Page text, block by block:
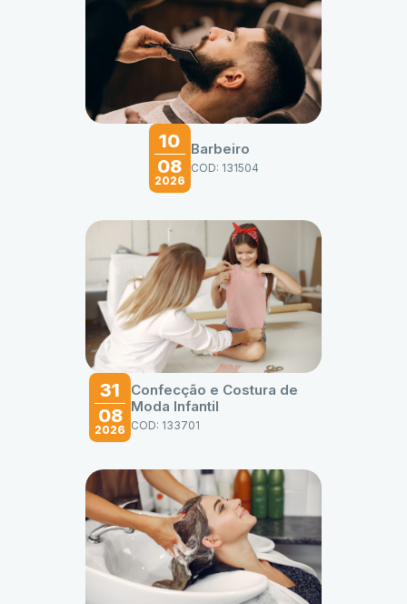
10
08
2026
Barbeiro
COD: 131504
31
08
2026
Confecção e Costura de
Moda Infantil
COD: 133701